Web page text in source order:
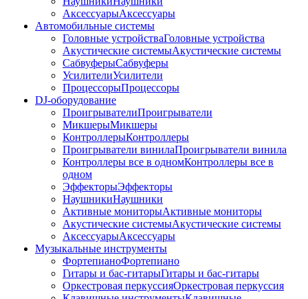
АксессуарыАксессуары
Автомобильные системы
Головные устройстваГоловные устройства
Акустические системыАкустические системы
СабвуферыСабвуферы
УсилителиУсилители
ПроцессорыПроцессоры
DJ-оборудование
ПроигрывателиПроигрыватели
МикшерыМикшеры
КонтроллерыКонтроллеры
Проигрыватели винилаПроигрыватели винила
Контроллеры все в одномКонтроллеры все в
одном
ЭффекторыЭффекторы
НаушникиНаушники
Активные мониторыАктивные мониторы
Акустические системыАкустические системы
АксессуарыАксессуары
Музыкальные инструменты
ФортепианоФортепиано
Гитары и бас-гитарыГитары и бас-гитары
Оркестровая перкуссияОркестровая перкуссия